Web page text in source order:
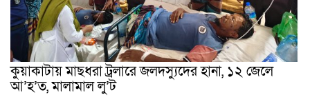
কুয়াকাটায় মাছধরা ট্রলারে জলদস্যুদের হানা, ১২ জেলে
আ’হ’ত, মালামাল লু’ট